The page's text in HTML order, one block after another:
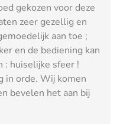
gekozen voor deze
zeer gezellig en
aan toe ;
en de bediening kan
: huiselijke sfeer !
in orde. Wij komen
bevelen het aan bij